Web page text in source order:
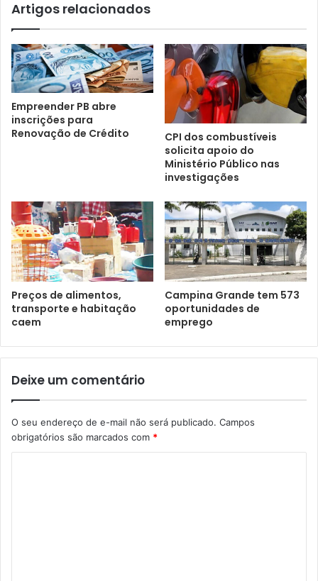
Artigos relacionados
Empreender PB abre
inscrições para
Renovação de Crédito
CPI dos combustíveis
solicita apoio do
Ministério Público nas
investigações
Preços de alimentos,
transporte e habitação
caem
Campina Grande tem 573
oportunidades de
emprego
Deixe um comentário
O seu endereço de e-mail não será publicado. Campos
obrigatórios são marcados com *